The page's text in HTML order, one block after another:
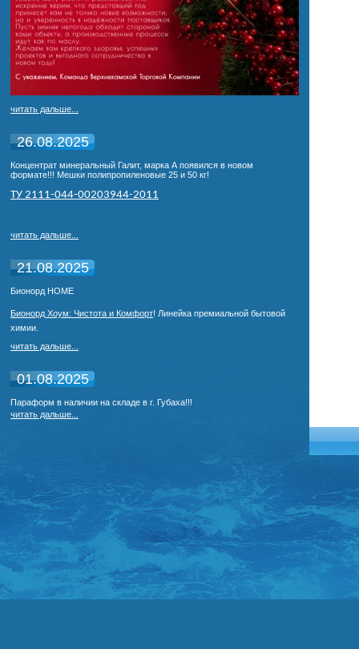
читать дальше...
26.08.2025
Концентрат минеральный Галит, марка А появился в новом
формате!!! Мешки полипропиленовые 25 и 50 кг!
ТУ 2111-044-00203944-2011
читать дальше...
21.08.2025
Бионорд HOME
Бионорд Хоум: Чистота и Комфорт! Линейка премиальной бытовой
химии.
читать дальше...
01.08.2025
Параформ в наличии на складе в г. Губаха!!!
читать дальше...